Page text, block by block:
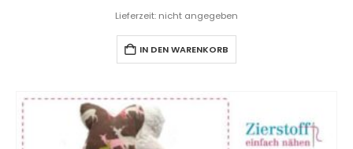
Lieferzeit: nicht angegeben
IN DEN WARENKORB